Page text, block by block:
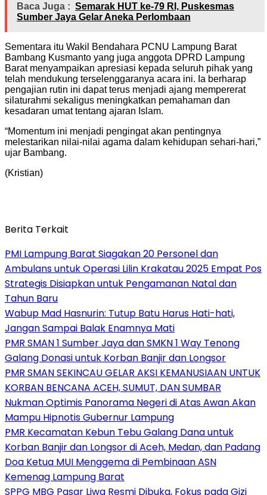
Baca Juga : Semarak HUT ke-79 RI, Puskesmas
Sumber Jaya Gelar Aneka Perlombaan
Sementara itu Wakil Bendahara PCNU Lampung Barat
Bambang Kusmanto yang juga anggota DPRD Lampung
Barat menyampaikan apresiasi kepada seluruh pihak yang
telah mendukung terselenggaranya acara ini. Ia berharap
pengajian rutin ini dapat terus menjadi ajang mempererat
silaturahmi sekaligus meningkatkan pemahaman dan
kesadaran umat tentang ajaran Islam.
“Momentum ini menjadi pengingat akan pentingnya
melestarikan nilai-nilai agama dalam kehidupan sehari-hari,”
ujar Bambang.
(Kristian)
Berita Terkait
PMI Lampung Barat Siagakan 20 Personel dan
Ambulans untuk Operasi Lilin Krakatau 2025 Empat Pos
Strategis Disiapkan untuk Pengamanan Natal dan
Tahun Baru
Wabup Mad Hasnurin: Tutup Batu Harus Hati-hati,
Jangan Sampai Balak Enamnya Mati
PMR SMAN 1 Sumber Jaya dan SMKN 1 Way Tenong
Galang Donasi untuk Korban Banjir dan Longsor
PMR SMAN SEKINCAU GELAR AKSI KEMANUSIAAN UNTUK
KORBAN BENCANA ACEH, SUMUT, DAN SUMBAR
Nukman Optimis Panorama Negeri di Atas Awan Akan
Mampu Hipnotis Gubernur Lampung
PMR Kecamatan Kebun Tebu Galang Dana untuk
Korban Banjir dan Longsor di Aceh, Medan, dan Padang
Doa Ketua MUI Menggema di Pembinaan ASN
Kemenag Lampung Barat
SPPG MBG Pasar Liwa Resmi Dibuka, Fokus pada Gizi